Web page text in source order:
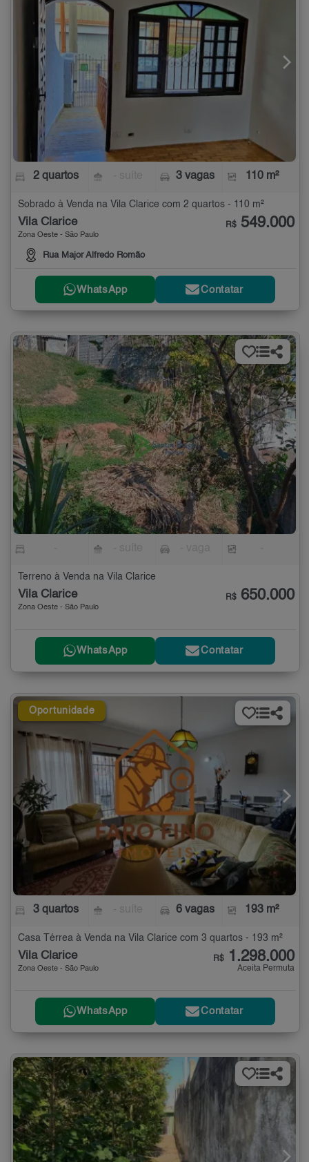
2 quartos 3 vagas 110 m²
Sobrado à Venda na Vila Clarice com 2 quartos - 110 m²
Vila Clarice
Zona Oeste - São Paulo
Rua Major Alfredo Romão
R$ 549.000
WhatsApp Contatar
Terreno à Venda na Vila Clarice
Vila Clarice
Zona Oeste - São Paulo
R$ 650.000
WhatsApp Contatar
Oportunidade
3 quartos 6 vagas 193 m²
Casa Térrea à Venda na Vila Clarice com 3 quartos - 193 m²
Vila Clarice
Zona Oeste - São Paulo
R$ 1.298.000
Aceita Permuta
WhatsApp Contatar